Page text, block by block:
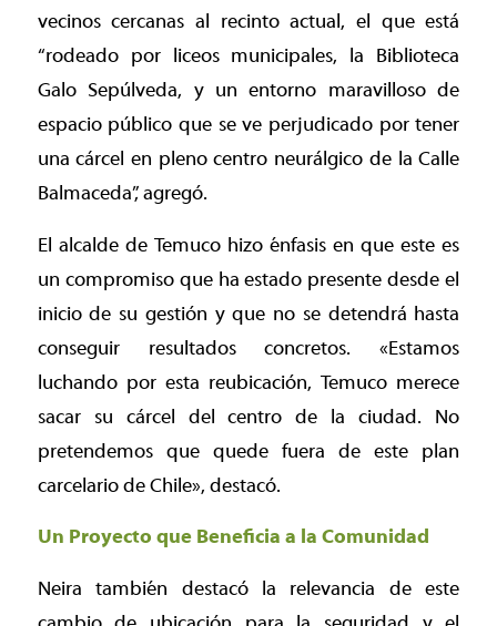
vecinos cercanas al recinto actual, el que está
“rodeado por liceos municipales, la Biblioteca
Galo Sepúlveda, y un entorno maravilloso de
espacio público que se ve perjudicado por tener
una cárcel en pleno centro neurálgico de la Calle
Balmaceda”, agregó.
El alcalde de Temuco hizo énfasis en que este es
un compromiso que ha estado presente desde el
inicio de su gestión y que no se detendrá hasta
conseguir resultados concretos. «Estamos
luchando por esta reubicación, Temuco merece
sacar su cárcel del centro de la ciudad. No
pretendemos que quede fuera de este plan
carcelario de Chile», destacó.
Un Proyecto que Beneficia a la Comunidad
Neira también destacó la relevancia de este